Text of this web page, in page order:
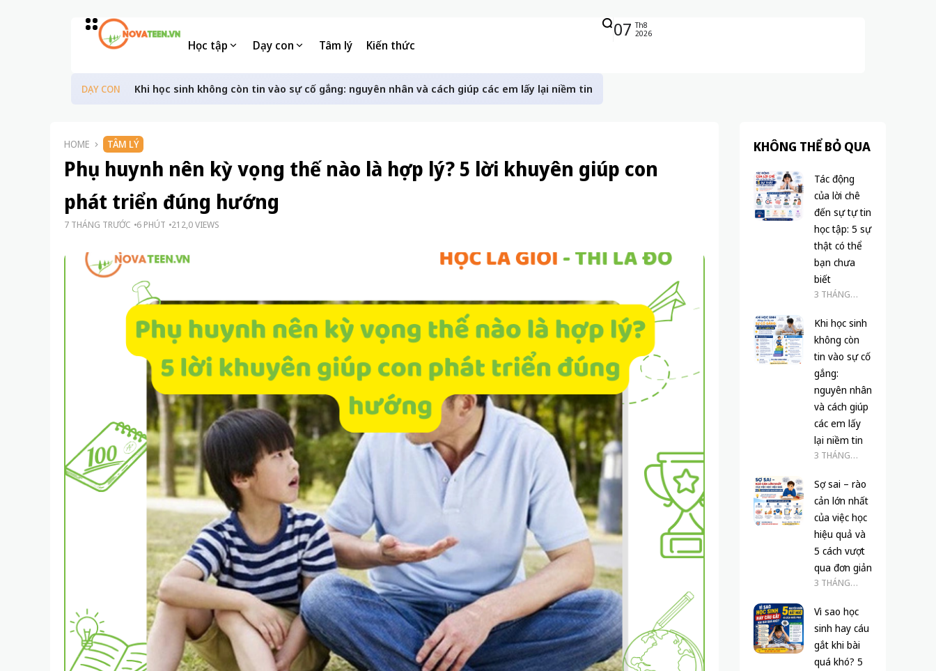
Học tập Dạy con Tâm lý Kiến thức
07 Th8
2026
DẠY CON Khi học sinh không còn tin vào sự cố gắng: nguyên nhân và cách giúp các em lấy lại niềm tin
HOME TÂM LÝ
Phụ huynh nên kỳ vọng thế nào là hợp lý? 5 lời khuyên giúp con
phát triển đúng hướng
7 THÁNG TRƯỚC 6 PHÚT 212,0 VIEWS
KHÔNG THỂ BỎ QUA
Tác động
của lời chê
đến sự tự tin
học tập: 5 sự
thật có thể
bạn chưa
biết
3 THÁNG
Khi học sinh
không còn
tin vào sự cố
gắng:
nguyên nhân
và cách giúp
các em lấy
lại niềm tin
3 THÁNG
Sợ sai – rào
cản lớn nhất
của việc học
hiệu quả và
5 cách vượt
qua đơn giản
3 THÁNG
Vì sao học
sinh hay cáu
gắt khi bài
quá khó? 5